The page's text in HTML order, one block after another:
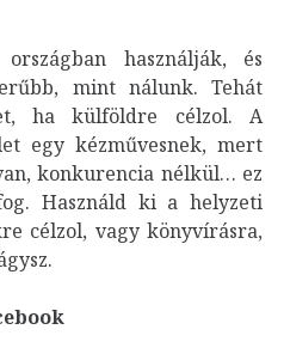
használják, és
mint nálunk. Tehát
ha külföldre célzol. A
egy kézművesnek, mert
konkurencia nélkül… ez
Használd ki a helyzeti
célzol, vagy könyvírásra,